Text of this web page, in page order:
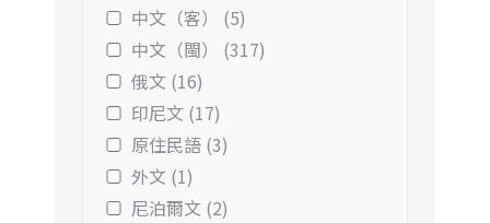
中文（客） (5)
中文（閩） (317)
俄文 (16)
印尼文 (17)
原住民語 (3)
外文 (1)
尼泊爾文 (2)